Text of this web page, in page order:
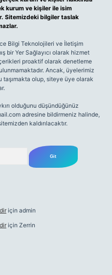
kurum ve kişiler ile isim
Sitemizdeki bilgiler taslak
Bilgi Teknolojileri ve İletişim
bir Yer Sağlayıcı olarak hizmet
proaktif olarak denetleme
Ancak, üyelerimiz
taşımakta olup, siteye üye olarak
olduğunu düşündüğünüz
adresine bildirmeniz halinde,
kaldırılacaktır.
için admin
için Zerrin